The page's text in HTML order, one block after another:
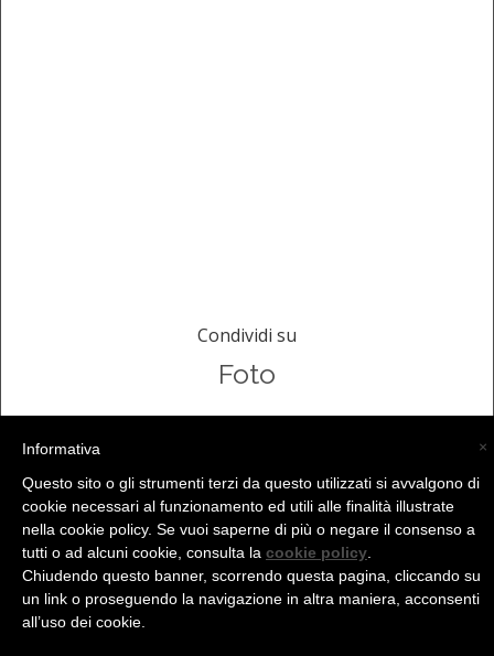
Condividi su
Foto
(C) La Valtellina - info@la-valtellina.com -
×
Informativa
Questo sito o gli strumenti terzi da questo utilizzati si avvalgono di
cookie necessari al funzionamento ed utili alle finalità illustrate
nella cookie policy. Se vuoi saperne di più o negare il consenso a
tutti o ad alcuni cookie, consulta la cookie policy
Chiudendo questo banner, scorrendo questa pagina, cliccando su
un link o proseguendo la navigazione in altra maniera, acconsenti
all’uso dei cookie.